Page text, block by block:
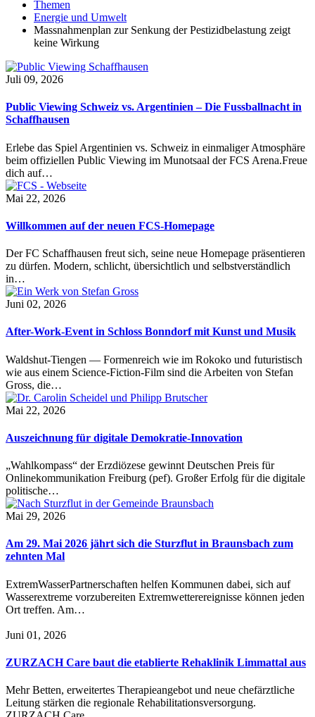
Themen
Energie und Umwelt
Massnahmenplan zur Senkung der Pestizidbelastung zeigt
keine Wirkung
Juli 09, 2026
Public Viewing Schweiz vs. Argentinien – Die Fussballnacht in
Schaffhausen
Erlebe das Spiel Argentinien vs. Schweiz in einmaliger Atmosphäre
beim offiziellen Public Viewing im Munotsaal der FCS Arena.Freue
dich auf…
Mai 22, 2026
Willkommen auf der neuen FCS-Homepage
Der FC Schaffhausen freut sich, seine neue Homepage präsentieren
zu dürfen. Modern, schlicht, übersichtlich und selbstverständlich
in…
Juni 02, 2026
After-Work-Event in Schloss Bonndorf mit Kunst und Musik
Waldshut-Tiengen — Formenreich wie im Rokoko und futuristisch
wie aus einem Science-Fiction-Film sind die Arbeiten von Stefan
Gross, die…
Mai 22, 2026
Auszeichnung für digitale Demokratie-Innovation
„Wahlkompass“ der Erzdiözese gewinnt Deutschen Preis für
Onlinekommunikation Freiburg (pef). Großer Erfolg für die digitale
politische…
Mai 29, 2026
Am 29. Mai 2026 jährt sich die Sturzflut in Braunsbach zum
zehnten Mal
ExtremWasserPartnerschaften helfen Kommunen dabei, sich auf
Wasserextreme vorzubereiten Extremwetterereignisse können jeden
Ort treffen. Am…
Juni 01, 2026
ZURZACH Care baut die etablierte Rehaklinik Limmattal aus
Mehr Betten, erweitertes Therapieangebot und neue chefärztliche
Leitung stärken die regionale Rehabilitationsversorgung.